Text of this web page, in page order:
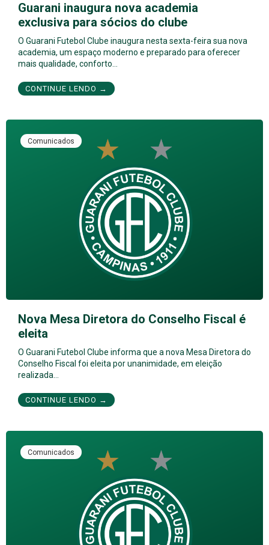
Guarani inaugura nova academia
exclusiva para sócios do clube
O Guarani Futebol Clube inaugura nesta sexta-feira sua nova
academia, um espaço moderno e preparado para oferecer
mais qualidade, conforto…
CONTINUE LENDO →
Comunicados
Nova Mesa Diretora do Conselho Fiscal é
eleita
O Guarani Futebol Clube informa que a nova Mesa Diretora do
Conselho Fiscal foi eleita por unanimidade, em eleição
realizada…
CONTINUE LENDO →
Comunicados